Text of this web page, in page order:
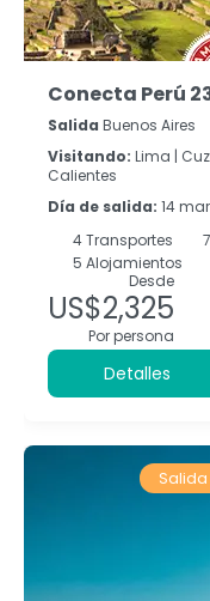
Conecta Perú
Salida Buenos Aires
Visitando: Lima |
Calientes
Día de salida: 14
4Transportes 7
5 Alojamientos
Desde
US$2,325
Por persona
Detalles